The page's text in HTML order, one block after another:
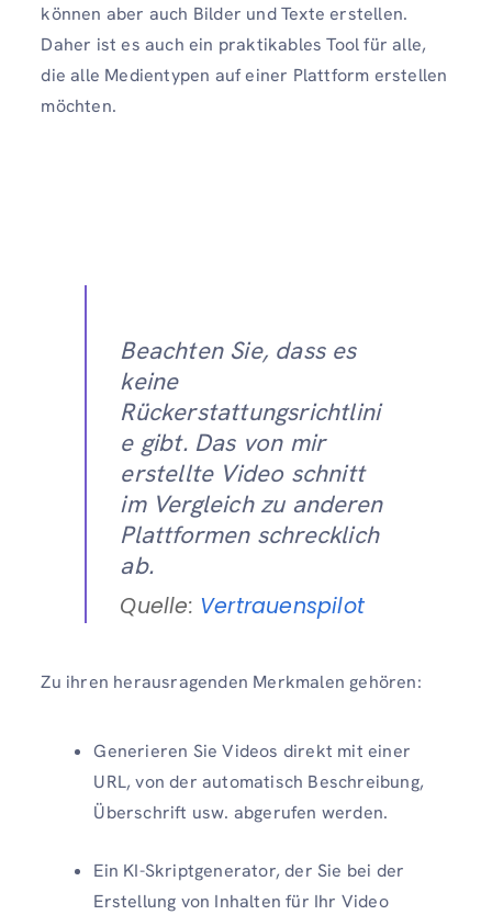
können aber auch Bilder und Texte erstellen.
Daher ist es auch ein praktikables Tool für alle,
die alle Medientypen auf einer Plattform erstellen
möchten.
Beachten Sie, dass es
keine
Rückerstattungsrichtlini
e gibt. Das von mir
erstellte Video schnitt
im Vergleich zu anderen
Plattformen schrecklich
ab.
Quelle: Vertrauenspilot
Zu ihren herausragenden Merkmalen gehören:
Generieren Sie Videos direkt mit einer
URL, von der automatisch Beschreibung,
Überschrift usw. abgerufen werden.
Ein KI-Skriptgenerator, der Sie bei der
Erstellung von Inhalten für Ihr Video